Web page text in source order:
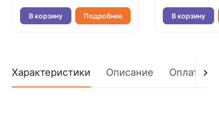
В корзину Подробнее В корзину
Характеристики Описание Оплата